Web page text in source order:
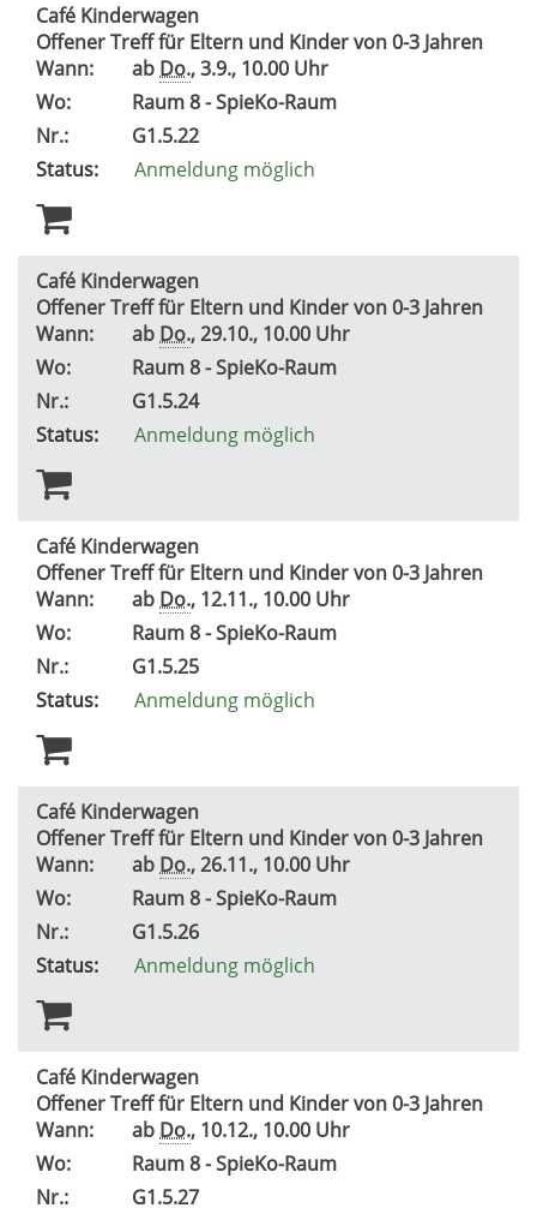
Café Kinderwagen
Offener Treff für Eltern und Kinder von 0-3 Jahren
Wann:
ab Do., 3.9., 10.00 Uhr
Wo:
Raum 8 - SpieKo-Raum
Nr.:
G1.5.22
Status:
Anmeldung möglich
Café Kinderwagen
Offener Treff für Eltern und Kinder von 0-3 Jahren
Wann:
ab Do., 29.10., 10.00 Uhr
Wo:
Raum 8 - SpieKo-Raum
Nr.:
G1.5.24
Status:
Anmeldung möglich
Café Kinderwagen
Offener Treff für Eltern und Kinder von 0-3 Jahren
Wann:
ab Do., 12.11., 10.00 Uhr
Wo:
Raum 8 - SpieKo-Raum
Nr.:
G1.5.25
Status:
Anmeldung möglich
Café Kinderwagen
Offener Treff für Eltern und Kinder von 0-3 Jahren
Wann:
ab Do., 26.11., 10.00 Uhr
Wo:
Raum 8 - SpieKo-Raum
Nr.:
G1.5.26
Status:
Anmeldung möglich
Café Kinderwagen
Offener Treff für Eltern und Kinder von 0-3 Jahren
Wann:
ab Do., 10.12., 10.00 Uhr
Wo:
Raum 8 - SpieKo-Raum
Nr.:
G1.5.27